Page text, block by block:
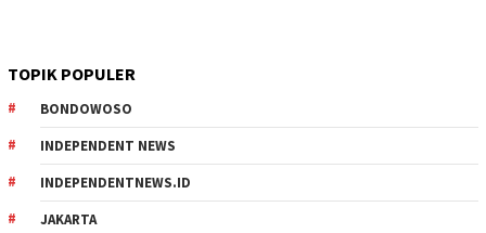
TOPIK POPULER
BONDOWOSO
INDEPENDENT NEWS
INDEPENDENTNEWS.ID
JAKARTA